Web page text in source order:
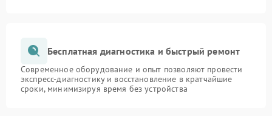
Бесплатная диагностика и быстрый ремонт
Современное оборудование и опыт позволяют провести
экспресс-диагностику и восстановление в кратчайшие
сроки, минимизируя время без устройства